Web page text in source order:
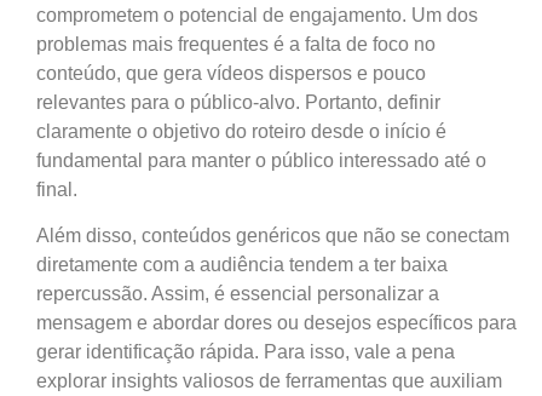
comprometem o potencial de engajamento. Um dos
problemas mais frequentes é a falta de foco no
conteúdo, que gera vídeos dispersos e pouco
relevantes para o público-alvo. Portanto, definir
claramente o objetivo do roteiro desde o início é
fundamental para manter o público interessado até o
final.
Além disso, conteúdos genéricos que não se conectam
diretamente com a audiência tendem a ter baixa
repercussão. Assim, é essencial personalizar a
mensagem e abordar dores ou desejos específicos para
gerar identificação rápida. Para isso, vale a pena
explorar insights valiosos de ferramentas que auxiliam